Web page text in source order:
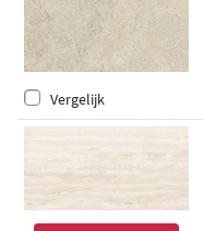
Vergelijk